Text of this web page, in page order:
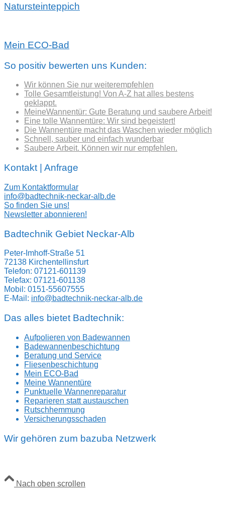
Natursteinteppich
Mein ECO-Bad
So positiv bewerten uns Kunden:
Wir können Sie nur weiterempfehlen
Tolle Gesamtleistung! Von A-Z hat alles bestens
geklappt.
MeineWannentür: Gute Beratung und saubere Arbeit!
Eine tolle Wannentüre: Wir sind begeistert!
Die Wannentüre macht das Waschen wieder möglich
Schnell, sauber und einfach wunderbar
Saubere Arbeit. Können wir nur empfehlen.
Kontakt | Anfrage
Zum Kontaktformular
info@badtechnik-neckar-alb.de
So finden Sie uns!
Newsletter abonnieren!
Badtechnik Gebiet Neckar-Alb
Peter-Imhoff-Straße 51
72138 Kirchentellinsfurt
Telefon: 07121-601139
Telefax: 07121-601138
Mobil: 0151-55607555
E-Mail: info@badtechnik-neckar-alb.de
Das alles bietet Badtechnik:
Aufpolieren von Badewannen
Badewannenbeschichtung
Beratung und Service
Fliesenbeschichtung
Mein ECO-Bad
Meine Wannentüre
Punktuelle Wannenreparatur
Reparieren statt austauschen
Rutschhemmung
Versicherungsschaden
Wir gehören zum bazuba Netzwerk
Nach oben scrollen